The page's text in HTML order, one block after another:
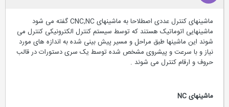
ماشینهای کنترل عددی اصطلاحا به ماشینهای CNC,NC گفته می شود
ماشینهایی اتوماتیک هستند که توسط سیستم کنترل الکترونیکی کنترل می
شوند این ماشینها طبق مراحل و مسیر پیش بینی شده به اندازه های مورد
نیاز و با سرعت و پیشروی مشخص شده توسط یک سری دستورات در قالب
حروف و ارقام کنترل می شوند .
ماشینهایNC